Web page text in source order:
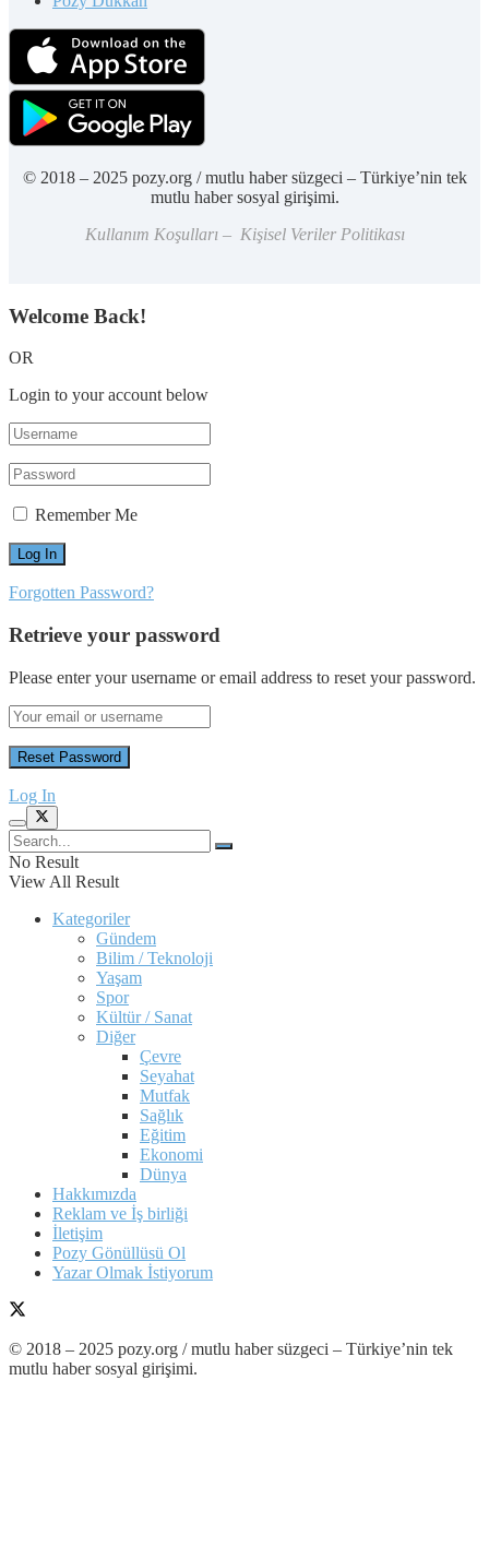
© 2018 – 2025 pozy.org / mutlu haber süzgeci – Türkiye’nin tek
mutlu haber sosyal girişimi.
Kullanım Koşulları – Kişisel Veriler Politikası
Welcome Back!
OR
Login to your account below
Remember Me
Forgotten Password?
Retrieve your password
Please enter your username or email address to reset your password.
Log In
No Result
View All Result
Kategoriler
Gündem
Bilim / Teknoloji
Yaşam
Spor
Kültür / Sanat
Diğer
Çevre
Seyahat
Mutfak
Sağlık
Eğitim
Ekonomi
Dünya
Hakkımızda
Reklam ve İş birliği
İletişim
Pozy Gönüllüsü Ol
Yazar Olmak İstiyorum
© 2018 – 2025 pozy.org / mutlu haber süzgeci – Türkiye’nin tek
mutlu haber sosyal girişimi.